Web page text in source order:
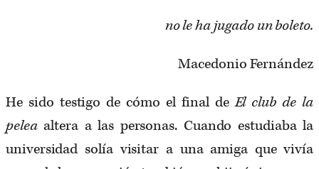
no le ha jugado un boleto.
Macedonio Fernández
He sido testigo de cómo el final deEl club de la
peleaaltera a las personas. Cuando estudiaba la
universidad solía visitar a una amiga que vivía